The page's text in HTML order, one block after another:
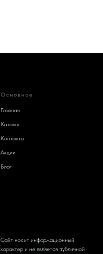
Основное
Главная
Каталог
Контакты
Акции
Блог
Сайт носит информационный
характер и не является публичной